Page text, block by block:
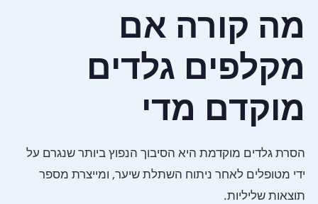
מה קורה אם
מקלפים גלדים
מוקדם מדי
הסרת גלדים מוקדמת היא הסיבוך הנפוץ ביותר שנגרם על
ידי מטופלים לאחר ניתוח השתלת שיער, ומייצרת מספר
תוצאות שליליות.